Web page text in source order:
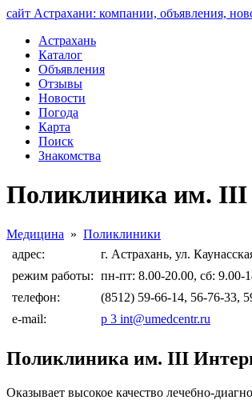
сайт Астрахани: компании, объявления,
Астрахань
Каталог
Объявления
Отзывы
Новости
Погода
Карта
Поиск
Знакомства
Поликлиника им. III
Медицина » Поликлиники
адрес:
г. Астрахань, ул.
режим работы: пн-пт: 8.00-20.00, сб: 9.00-
телефон:
(8512) 59-66-14, 56-76-33,
e-mail:
p 3 int@umedcentr.ru
Поликлиника им. III
Оказывает высокое качество лечебно-